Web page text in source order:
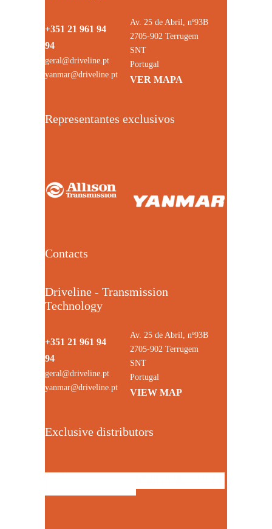
+351 21 961 94
94
geral@driveline.pt
yanmar@driveline.pt
Av. 25 de Abril, nº93B
2705-902 Terrugem
SNT
Portugal
VER MAPA
Representantes exclusivos
Contacts
Driveline - Transmission
Technology
+351 21 961 94
94
geral@driveline.pt
yanmar@driveline.pt
Av. 25 de Abril, nº93B
2705-902 Terrugem
SNT
Portugal
VIEW MAP
Exclusive distributors